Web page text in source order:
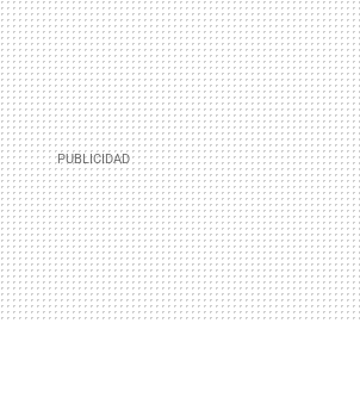
MAIL